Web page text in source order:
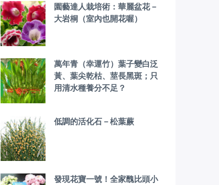
園藝達人栽培術：華麗盆花－
大岩桐（室內也開花喔）
萬年青（幸運竹）葉子變白泛
黃、葉尖乾枯、莖長黑斑；只
用清水種養分不足？
低調的活化石－松葉蕨
發現花寶一號！全家醜比頭小